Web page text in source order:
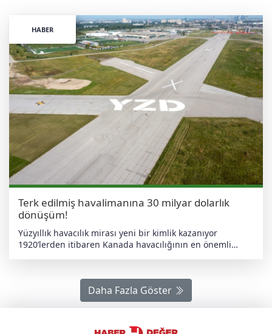
HABER
Terk edilmiş havalimanına 30 milyar dolarlık
dönüşüm!
Yüzyıllık havacılık mirası yeni bir kimlik kazanıyor
1920’lerden itibaren Kanada havacılığının en önemli
faaliyete ev sahipliği yaptı. De Havilland ve Bombardier
gibi şirketlerin üretim üsleri bu alanda yer aldı.
Havalimanının 2024’te tamamen kapanmasıyla birlikte,
süren tartışmaların ardından, alanın kapsamlı bir kentsel
Daha Fazla Göster